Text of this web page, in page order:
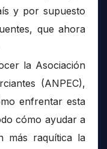
y por supuesto
que ahora
la Asociación
(ANPEC),
enfrentar esta
cómo ayudar a
más raquítica la